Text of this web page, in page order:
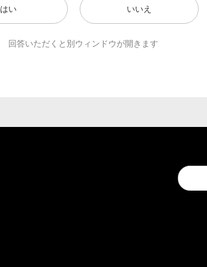
はい いいえ
回答いただくと別ウィンドウが開きます
Conduct
a
search